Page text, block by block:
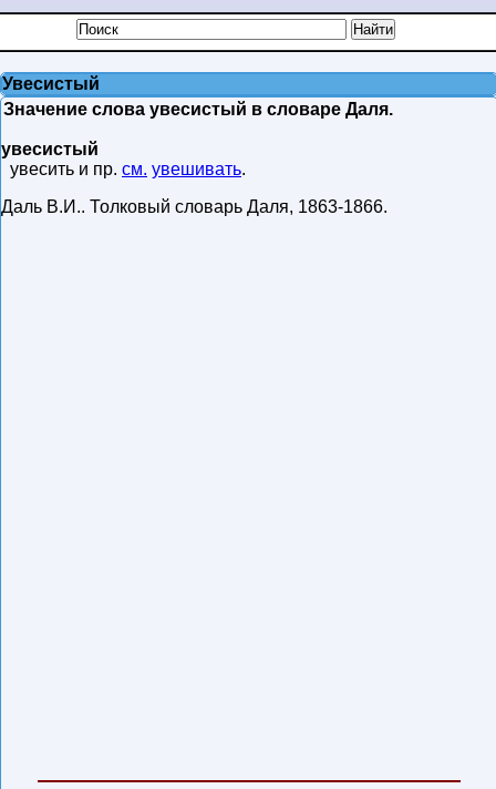
Увесистый
Значение слова увесистый в словаре Даля.
увесистый
увесить и пр. см. увешивать.
Даль В.И.. Толковый словарь Даля, 1863-1866.